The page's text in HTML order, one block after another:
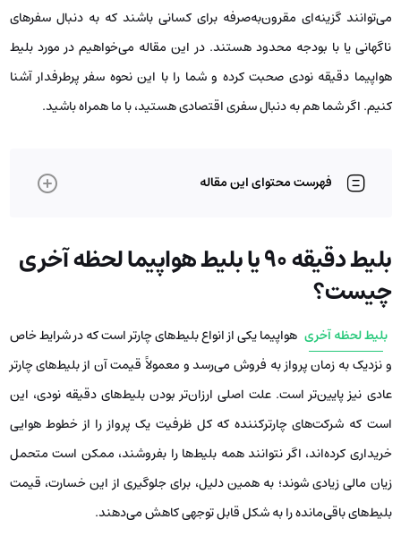
می‌توانند گزینه‌ای مقرون‌به‌صرفه برای کسانی باشند که به دنبال سفرهای
ناگهانی یا با بودجه محدود هستند. در این مقاله می‌خواهیم در مورد بلیط
هواپیما دقیقه نودی صحبت کرده و شما را با این نحوه سفر پرطرفدار آشنا
کنیم. اگر شما هم به دنبال سفری اقتصادی هستید، با ما همراه باشید.
فهرست محتوای این مقاله
بلیط دقیقه 90 یا بلیط هواپیما لحظه آخری
چیست؟
بلیط لحظه آخری هواپیما یکی از انواع بلیط‌های چارتر است که در شرایط خاص
و نزدیک به زمان پرواز به فروش می‌رسد و معمولاً قیمت آن از بلیط‌های چارتر
عادی نیز پایین‌تر است. علت اصلی ارزان‌تر بودن بلیط‌های دقیقه نودی، این
است که شرکت‌های چارترکننده که کل ظرفیت یک پرواز را از خطوط هوایی
خریداری کرده‌اند، اگر نتوانند همه بلیط‌ها را بفروشند، ممکن است متحمل
زیان مالی زیادی شوند؛ به همین دلیل، برای جلوگیری از این خسارت، قیمت
بلیط‌های باقی‌مانده را به شکل قابل توجهی کاهش می‌دهند.